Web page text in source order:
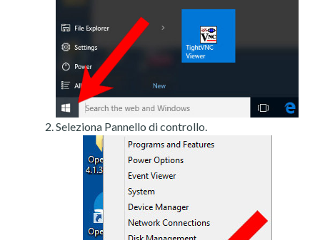
Seleziona Pannello di controllo.